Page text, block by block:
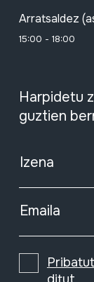
Arratsaldez
15:00 - 18:00
Harpidetu
guztien
Izena
Emaila